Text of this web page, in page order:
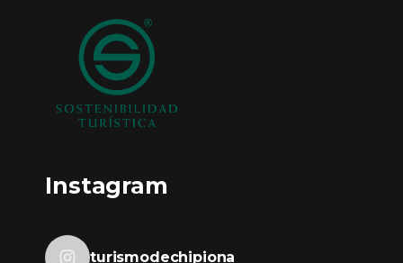
Instagram
turismodechipiona